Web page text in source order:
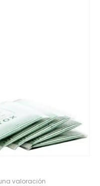
valoración